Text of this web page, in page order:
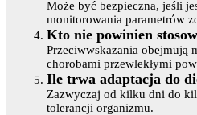
Może być bezpieczna, jeśli
monitorowania parametrów
Kto nie powinien
Przeciwwskazania obejmują
chorobami przewlekłymi
Ile trwa adaptacja do
Zazwyczaj od kilku dni do
tolerancji organizmu.